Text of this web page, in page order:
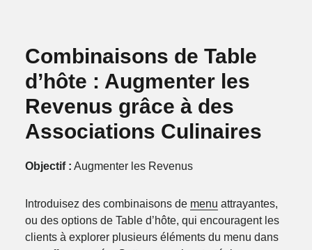
Combinaisons de Table
d’hôte : Augmenter les
Revenus grâce à des
Associations Culinaires
Objectif : Augmenter les Revenus
Introduisez des combinaisons de menu attrayantes,
ou des options de Table d’hôte, qui encouragent les
clients à explorer plusieurs éléments du menu dans